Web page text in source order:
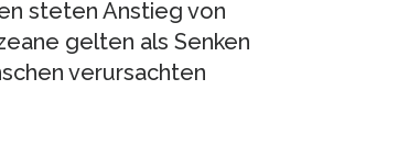
steten Anstieg von
gelten als Senken
verursachten